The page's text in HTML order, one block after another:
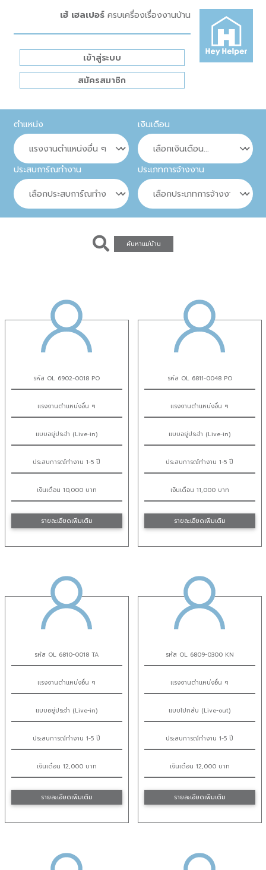
เฮ้ เฮลเปอร์ ครบเครื่องเรื่องงานบ้าน
เข้าสู่ระบบ
สมัครสมาชิก
ตำแหน่ง เงินเดือน
ประสบการ์ณทำงาน ประเภทการจ้างงาน
ค้นหาแม่บ้าน
รหัส OL 6902-0018 PO
แรงงานตำแหน่งอื่น ๆ
แบบอยู่ประจำ (Live-in)
ประสบการณ์ทำงาน 1-5 ปี
เงินเดือน 10,000 บาท
รายละเอียดเพิ่มเติม
รหัส OL 6811-0048 PO
แรงงานตำแหน่งอื่น ๆ
แบบอยู่ประจำ (Live-in)
ประสบการณ์ทำงาน 1-5 ปี
เงินเดือน 11,000 บาท
รายละเอียดเพิ่มเติม
รหัส OL 6810-0018 TA
แรงงานตำแหน่งอื่น ๆ
แบบอยู่ประจำ (Live-in)
ประสบการณ์ทำงาน 1-5 ปี
เงินเดือน 12,000 บาท
รายละเอียดเพิ่มเติม
รหัส OL 6809-0300 KN
แรงงานตำแหน่งอื่น ๆ
แบบไปกลับ (Live-out)
ประสบการณ์ทำงาน 1-5 ปี
เงินเดือน 12,000 บาท
รายละเอียดเพิ่มเติม